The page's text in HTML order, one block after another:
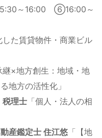
～16:00 ⑥16:00～
した賃貸物件・商業ビル
継×地方創生：地域・地
地方の活性化」
税理士 「個人・法人の相
産鑑定士 住江悠 「【地